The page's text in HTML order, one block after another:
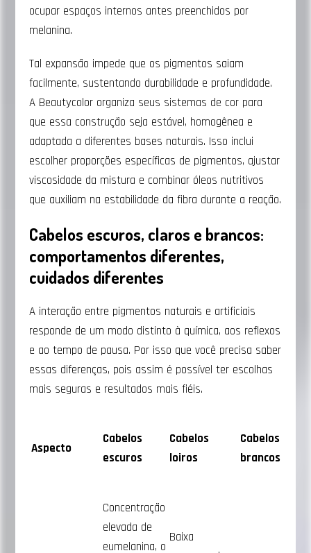
ocupar espaços internos antes preenchidos por
melanina.
Tal expansão impede que os pigmentos saiam
facilmente, sustentando durabilidade e profundidade.
A Beautycolor organiza seus sistemas de cor para
que essa construção seja estável, homogênea e
adaptada a diferentes bases naturais. Isso inclui
escolher proporções específicas de pigmentos, ajustar
viscosidade da mistura e combinar óleos nutritivos
que auxiliam na estabilidade da fibra durante a reação.
Cabelos escuros, claros e brancos:
comportamentos diferentes,
cuidados diferentes
A interação entre pigmentos naturais e artificiais
responde de um modo distinto à química, aos reflexos
e ao tempo de pausa. Por isso que você precisa saber
essas diferenças, pois assim é possível ter escolhas
mais seguras e resultados mais fiéis.
Aspecto
Cabelos
escuros
Cabelos
loiros
Cabelos
brancos
Concentração
elevada de
eumelanina, o
Baixa